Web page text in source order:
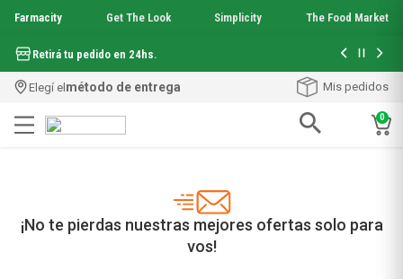
Farmacity Get The Look Simplicity The Food Market
Retirá tu pedido en 24hs. Hasta 6
Elegí elmétodo de entrega Mis pedidos
0
¡No te pierdas nuestras mejores ofertas solo para
vos!
garnier toque seco crema facial
. mela b3